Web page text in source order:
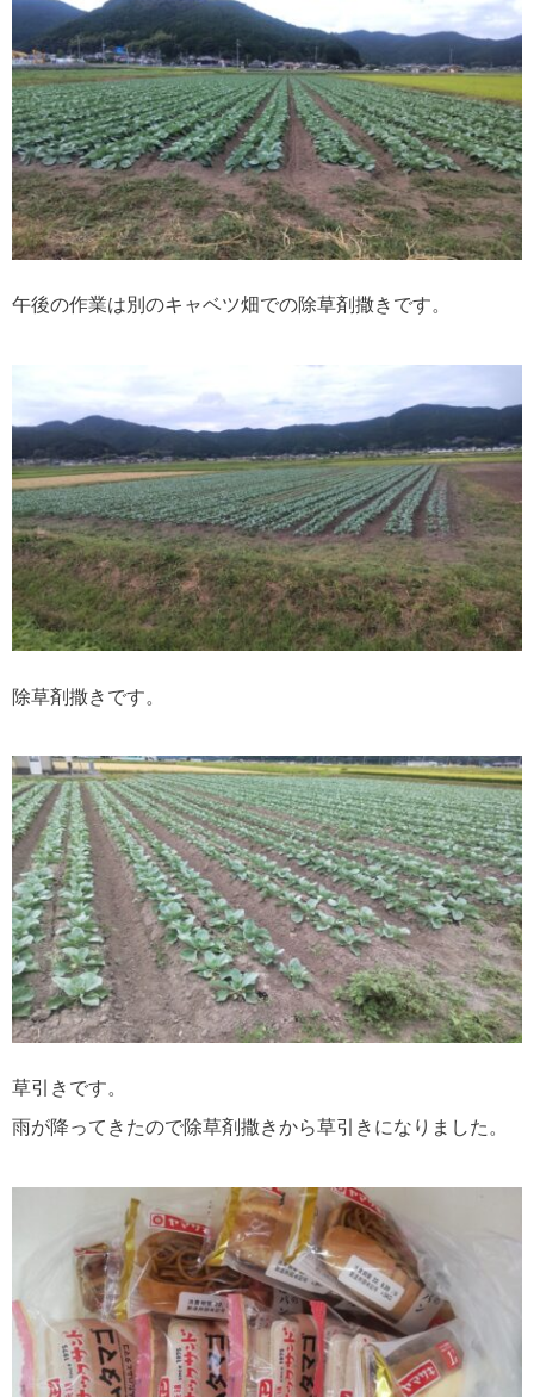
午後の作業は別のキャベツ畑での除草剤撒きです。
除草剤撒きです。
草引きです。
雨が降ってきたので除草剤撒きから草引きになりました。